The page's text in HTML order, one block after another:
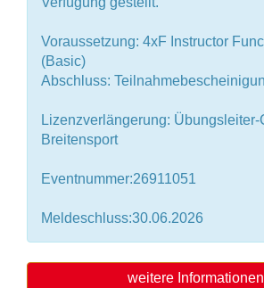
Voraussetzung: 4xF Instructor
(Basic)
Abschluss:
Lizenzverlängerung: Übungsleiter-
Breitensport
Eventnummer:26911051
Meldeschluss:30.06.2026
weitere Informationen